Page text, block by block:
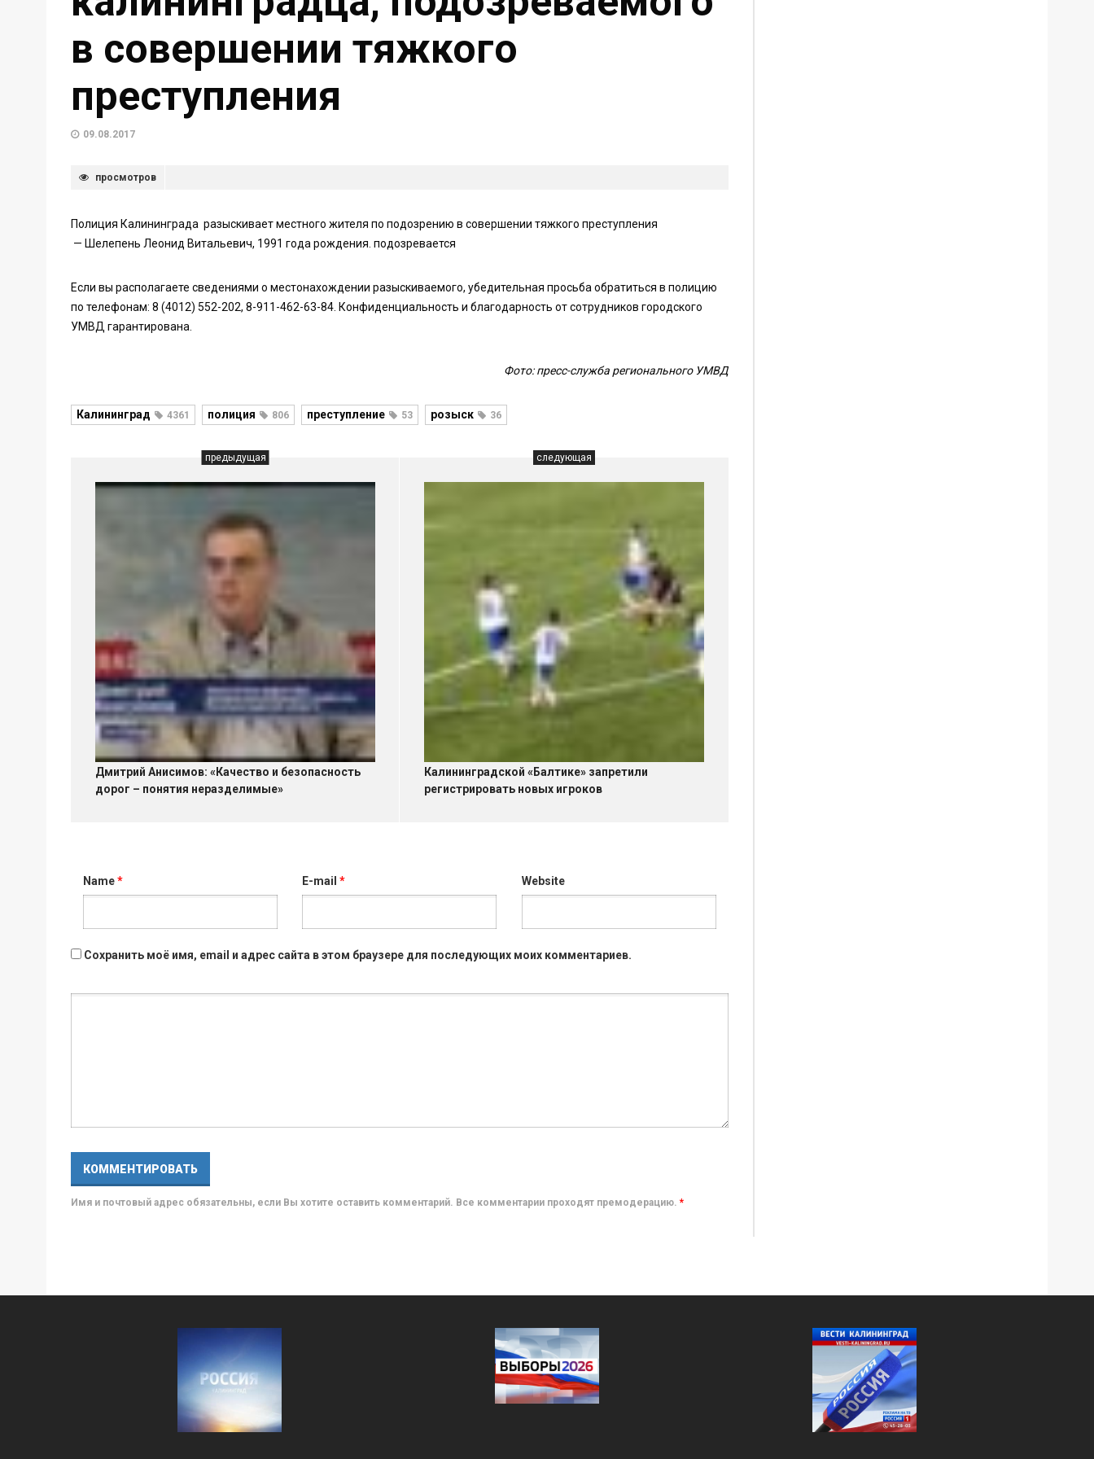
в совершении тяжкого
преступления
09.08.2017
просмотров
Полиция Калининграда разыскивает местного жителя по подозрению в совершении тяжкого преступления
— Шелепень Леонид Витальевич, 1991 года рождения. подозревается
Если вы располагаете сведениями о местонахождении разыскиваемого, убедительная просьба обратиться в полицию
по телефонам: 8 (4012) 552-202, 8-911-462-63-84 . Конфиденциальность и благодарность от сотрудников городского
УМВД гарантирована.
Фото: пресс-служба регионального УМВД
Калининград 4361 полиция 806 преступление 53 розыск 36
предыдущая
Дмитрий Анисимов: «Качество и безопасность
дорог – понятия неразделимые»
следующая
Калининградской «Балтике» запретили
регистрировать новых игроков
Name* E-mail* Website
Сохранить моё имя, email и адрес сайта в этом браузере для последующих моих комментариев.
Имя и почтовый адрес обязательны, если Вы хотите оставить комментарий. Все комментарии проходят премодерацию. *